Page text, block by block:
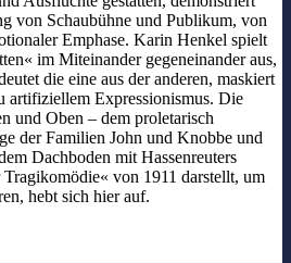
von Schaubühne und Publikum, von
Emphase. Karin Henkel spielt
im Miteinander gegeneinander aus,
die eine aus der anderen, maskiert
artifiziellem Expressionismus. Die
und Oben – dem proletarisch
der Familien John und Knobbe und
Dachboden mit Hassenreuters
von 1911 darstellt, um
hebt sich hier auf.